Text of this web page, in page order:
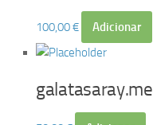
100,00€ Adicionar
galatasaray.me